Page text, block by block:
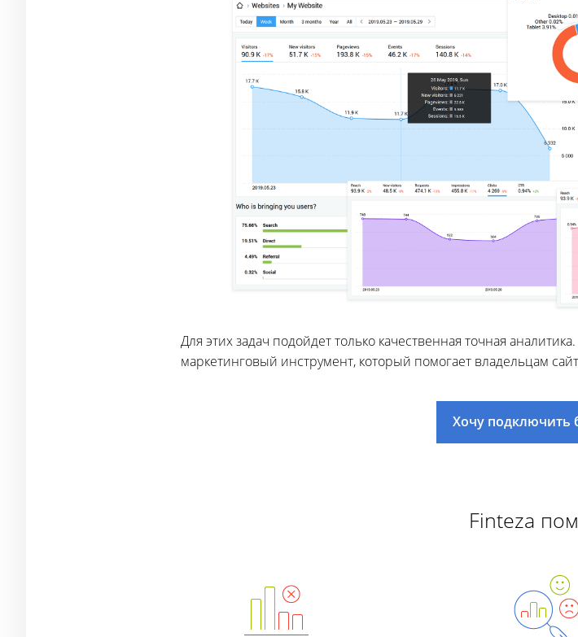
Для этих задач подойдет только качественная точная
маркетинговый инструмент, который помогает владельцам
Хочу подключить
Finteza